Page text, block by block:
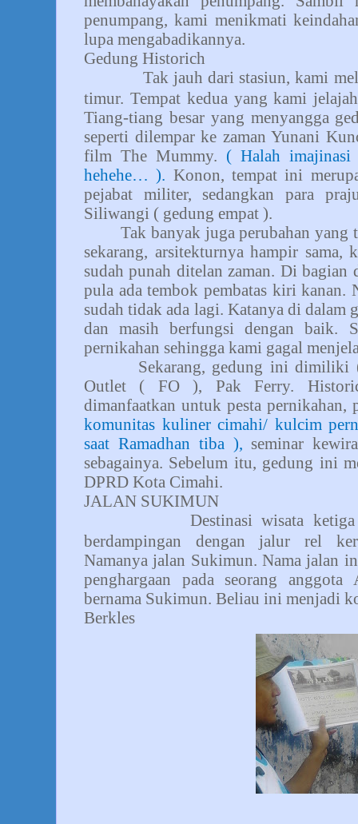
penumpang, kami menikmati
lupa mengabadikannya.
Gedung Historich
Tak jauh dari stasiun, kami
timur. Tempat kedua yang kami
Tiang-tiang besar yang menyangga
seperti dilempar ke zaman Yunani
film The Mummy. ( Halah imajinasi
hehehe… ). Konon, tempat ini
pejabat militer, sedangkan para
Siliwangi ( gedung empat ).
Tak banyak juga perubahan yang
sekarang, arsitekturnya hampir sama,
sudah punah ditelan zaman. Di bagian
pula ada tembok pembatas kiri
sudah tidak ada lagi. Katanya di dalam
dan masih berfungsi dengan baik.
pernikahan sehingga kami gagal
Sekarang, gedung ini dimiliki
Outlet ( FO ), Pak Ferry.
dimanfaatkan untuk pesta pernikahan,
komunitas kuliner cimahi/ kulcim
saat Ramadhan tiba ), seminar
sebagainya. Sebelum itu, gedung ini
DPRD Kota Cimahi.
JALAN SUKIMUN
Destinasi wisata
berdampingan dengan jalur rel
Namanya jalan Sukimun. Nama jalan
penghargaan pada seorang
bernama Sukimun. Beliau ini menjadi
Berkles